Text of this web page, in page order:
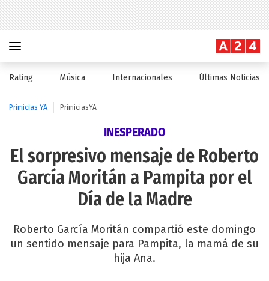
Rating Música Internacionales Últimas Noticias
Primicias YA PrimiciasYA
INESPERADO
El sorpresivo mensaje de Roberto
García Moritán a Pampita por el
Día de la Madre
Roberto García Moritán compartió este domingo
un sentido mensaje para Pampita, la mamá de su
hija Ana.